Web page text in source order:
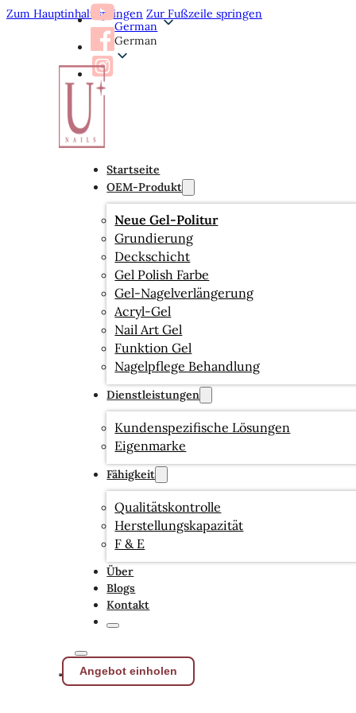
Zum Hauptinhalt springen Zur Fußzeile springen
German
German
Startseite
OEM-Produkt
Neue Gel-Politur
Grundierung
Deckschicht
Gel Polish Farbe
Gel-Nagelverlängerung
Acryl-Gel
Nail Art Gel
Funktion Gel
Nagelpflege Behandlung
Dienstleistungen
Kundenspezifische Lösungen
Eigenmarke
Fähigkeit
Qualitätskontrolle
Herstellungskapazität
F & E
Über
Blogs
Kontakt
Angebot einholen